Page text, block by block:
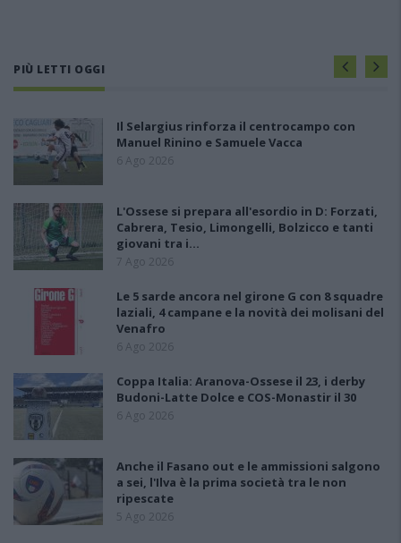
PIÙ LETTI OGGI
Il Selargius rinforza il centrocampo con
Manuel Rinino e Samuele Vacca
6 Ago 2026
L'Ossese si prepara all'esordio in D: Forzati,
Cabrera, Tesio, Limongelli, Bolzicco e tanti
giovani tra i…
7 Ago 2026
Le 5 sarde ancora nel girone G con 8 squadre
laziali, 4 campane e la novità dei molisani del
Venafro
6 Ago 2026
Coppa Italia: Aranova-Ossese il 23, i derby
Budoni-Latte Dolce e COS-Monastir il 30
6 Ago 2026
Anche il Fasano out e le ammissioni salgono
a sei, l'Ilva è la prima società tra le non
ripescate
5 Ago 2026